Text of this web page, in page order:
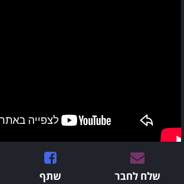
שלח לחבר שתף